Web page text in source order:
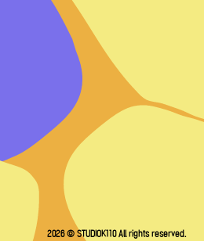
2026 © STUDIOK110 All rights reserved.